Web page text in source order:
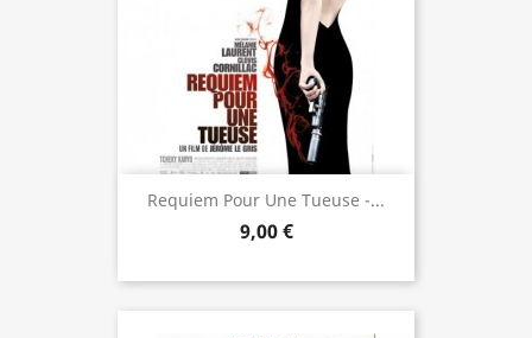
Requiem Pour Une Tueuse -...
9,00 €